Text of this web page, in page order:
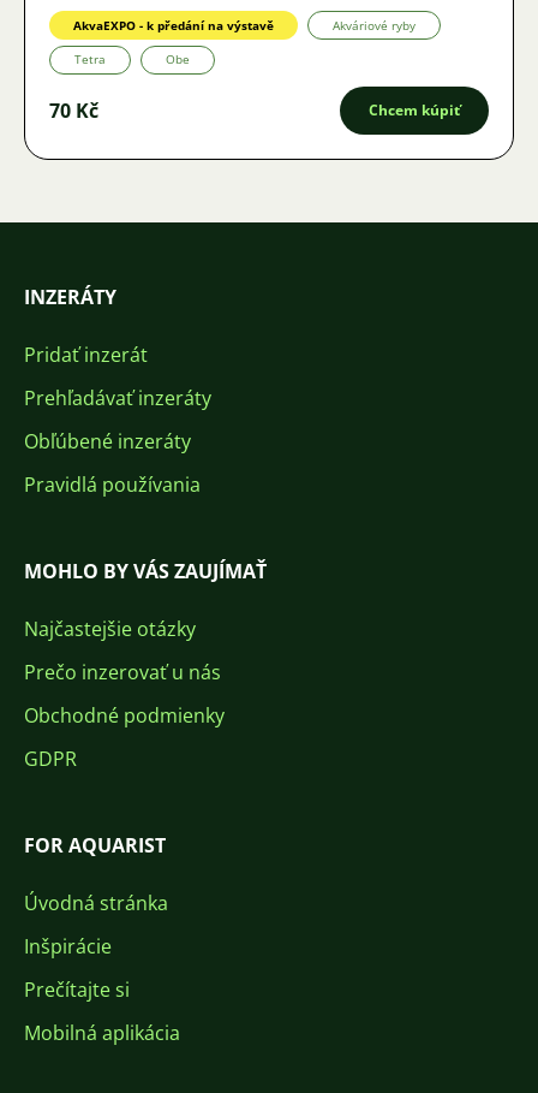
AkvaEXPO - k předání na výstavě Akváriové ryby
Tetra Obe
70 Kč Chcem kúpiť
INZERÁTY
Pridať inzerát
Prehľadávať inzeráty
Obľúbené inzeráty
Pravidlá používania
MOHLO BY VÁS ZAUJÍMAŤ
Najčastejšie otázky
Prečo inzerovať u nás
Obchodné podmienky
GDPR
FOR AQUARIST
Úvodná stránka
Inšpirácie
Prečítajte si
Mobilná aplikácia